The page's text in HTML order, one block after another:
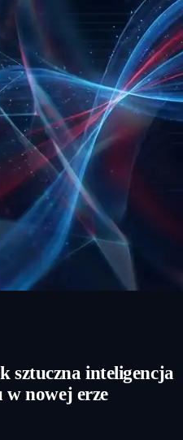
sztuczna inteligencja
w nowej erze